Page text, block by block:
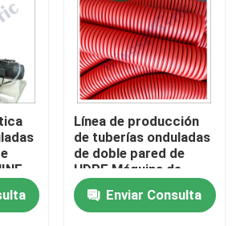
del tubo del PVC
del tubo de PPR
del tubo del PE
del extrusor del tubo
Línea de producción
de tuberías onduladas
de doble pared de
HDPE Máquina de
fabricación de tubos
de alcantarillado de
drenaje de plástico
Enviar Consulta